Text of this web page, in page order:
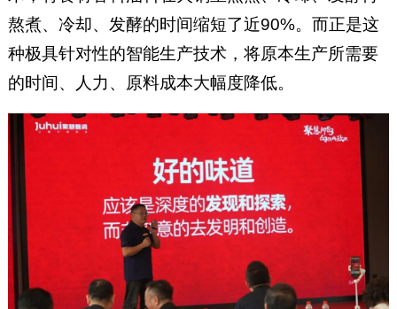
熬煮、冷却、发酵的时间缩短了近90%。而正是这
种极具针对性的智能生产技术，将原本生产所需要
的时间、人力、原料成本大幅度降低。